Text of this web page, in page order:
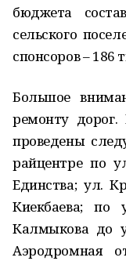
бюджета
сельского
спонсоров – 186
Большое
ремонту
проведены
райцентре по
Единства; ул.
Киекбаева; по
Калмыкова до
Аэродромная